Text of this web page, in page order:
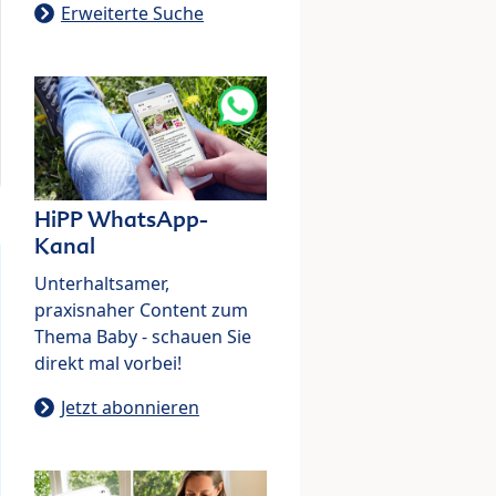
Erweiterte Suche
HiPP WhatsApp-
Kanal
Unterhaltsamer,
praxisnaher Content zum
Thema Baby - schauen Sie
direkt mal vorbei!
Jetzt abonnieren